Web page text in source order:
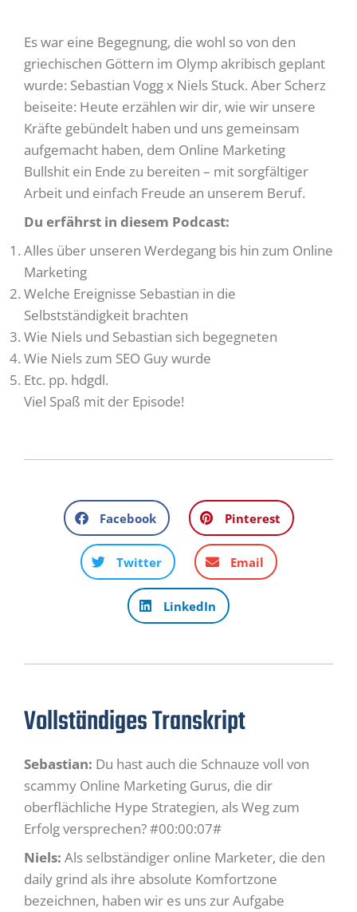
Es war eine Begegnung, die wohl so von den
griechischen Göttern im Olymp akribisch geplant
wurde: Sebastian Vogg x Niels Stuck. Aber Scherz
beiseite: Heute erzählen wir dir, wie wir unsere
Kräfte gebündelt haben und uns gemeinsam
aufgemacht haben, dem Online Marketing
Bullshit ein Ende zu bereiten – mit sorgfältiger
Arbeit und einfach Freude an unserem Beruf.
Du erfährst in diesem Podcast:
Alles über unseren Werdegang bis hin zum Online
Marketing
Welche Ereignisse Sebastian in die
Selbstständigkeit brachten
Wie Niels und Sebastian sich begegneten
Wie Niels zum SEO Guy wurde
Etc. pp. hdgdl.
Viel Spaß mit der Episode!
Facebook Pinterest
Twitter Email
LinkedIn
Vollständiges Transkript
Sebastian: Du hast auch die Schnauze voll von
scammy Online Marketing Gurus, die dir
oberflächliche Hype Strategien, als Weg zum
Erfolg versprechen? #00:00:07#
Niels: Als selbständiger online Marketer, die den
daily grind als ihre absolute Komfortzone
bezeichnen, haben wir es uns zur Aufgabe